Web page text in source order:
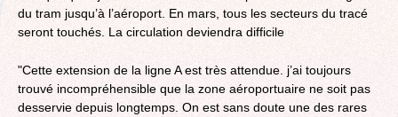
du tram jusqu’à l’aéroport. En mars, tous les secteurs du tracé
seront touchés. La circulation deviendra difficile
"Cette extension de la ligne A est très attendue. j’ai toujours
trouvé incompréhensible que la zone aéroportuaire ne soit pas
desservie depuis longtemps. On est sans doute une des rares